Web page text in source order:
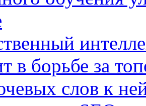
в борьбе за
слов к